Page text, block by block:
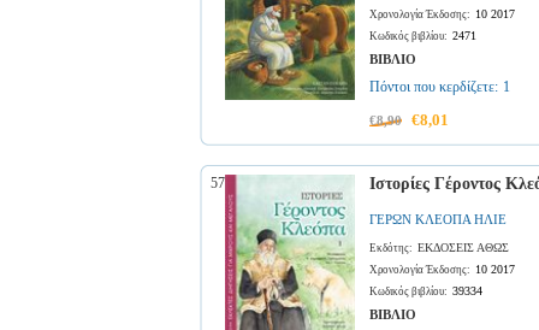
Χρονολογία Έκδοσης: 10 2017
Κωδικός βιβλίου: 2471
ΒΙΒΛΙΟ
Πόντοι που κερδίζετε: 1
€8,90 €8,01
57 Ιστορίες Γέροντος
ΓΕΡΩΝ ΚΛΕΟΠΑ ΗΛΙΕ
Εκδότης: ΕΚΔΟΣΕΙΣ ΑΘΩΣ
Χρονολογία Έκδοσης: 10 2017
Κωδικός βιβλίου: 39334
ΒΙΒΛΙΟ